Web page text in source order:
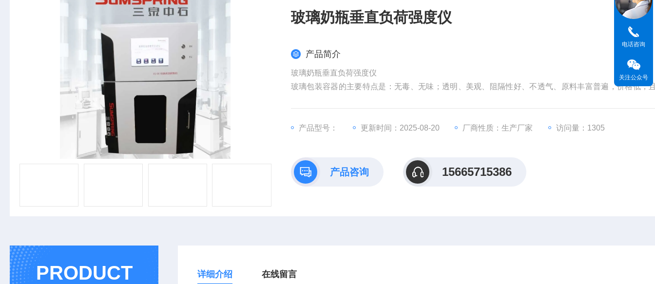
玻璃奶瓶垂直负荷强度仪
产品简介
玻璃奶瓶垂直负荷强度仪
玻璃包装容器的主要特点是：无毒、无味；透明、美观、阻隔性好、不透气、原料丰富普遍，价格低，
产品型号： 更新时间：2025-08-20 厂商性质：生产厂家 访问量：1305
产品咨询 15665715386
PRODUCT 详细介绍 在线留言
电话咨询
关注公众号